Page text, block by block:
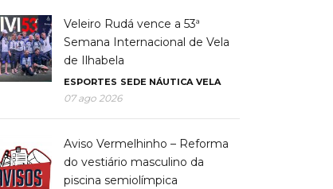
Veleiro Rudá vence a 53ª
Semana Internacional de Vela
de Ilhabela
ESPORTES SEDE NÁUTICA VELA
07 ago 2026
Aviso Vermelhinho – Reforma
do vestiário masculino da
piscina semiolímpica